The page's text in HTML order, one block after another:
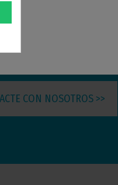
CON NOSOTROS >>